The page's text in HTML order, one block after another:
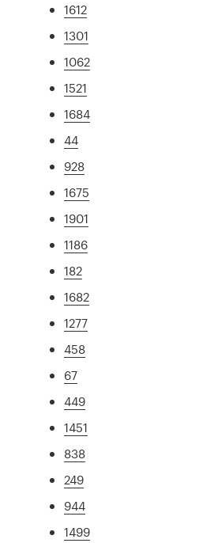
1612
1301
1062
1521
1684
44
928
1675
1901
1186
182
1682
1277
458
67
449
1451
838
249
944
1499